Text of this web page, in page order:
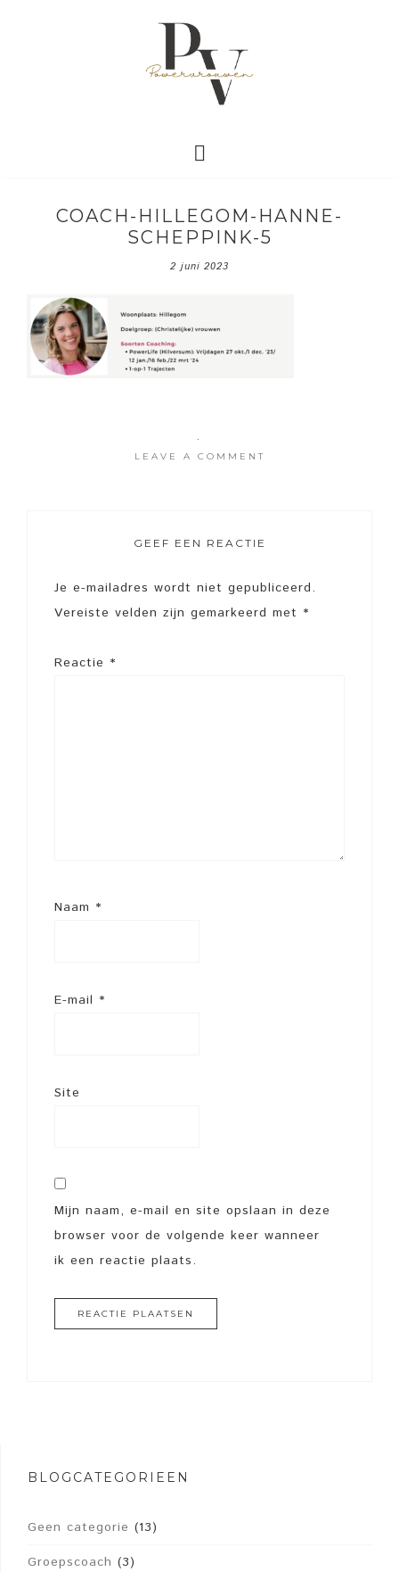
COACH-HILLEGOM-HANNE-
SCHEPPINK-5
2 juni 2023
·
LEAVE A COMMENT
GEEF EEN REACTIE
Je e-mailadres wordt niet gepubliceerd.
Vereiste velden zijn gemarkeerd met *
Reactie *
Naam *
E-mail *
Site
Mijn naam, e-mail en site opslaan in deze
browser voor de volgende keer wanneer
ik een reactie plaats.
BLOGCATEGORIEËN
Geen categorie (13)
Groepscoach (3)